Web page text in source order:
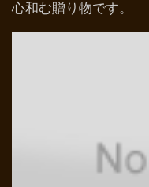
心和む贈り物です。